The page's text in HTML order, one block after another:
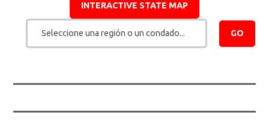
INTERACTIVE STATE MAP
Seleccione una región o un condado... GO